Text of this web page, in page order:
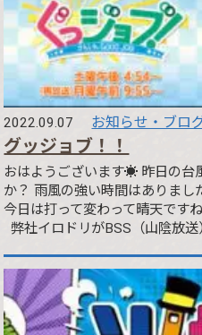
2022.09.07 お知らせ・ブロ
グッジョブ！！
おはようございます☀ 昨日の台
か？ 雨風の強い時間はありまし
今日は打って変わって晴天で
弊社イロドリがBSS（山陰放